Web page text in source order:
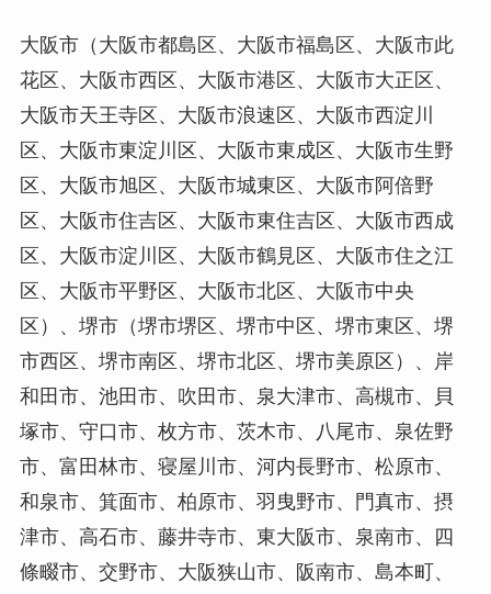
大阪市（大阪市都島区、大阪市福島区、大阪市此
花区、大阪市西区、大阪市港区、大阪市大正区、
大阪市天王寺区、大阪市浪速区、大阪市西淀川
区、大阪市東淀川区、大阪市東成区、大阪市生野
区、大阪市旭区、大阪市城東区、大阪市阿倍野
区、大阪市住吉区、大阪市東住吉区、大阪市西成
区、大阪市淀川区、大阪市鶴見区、大阪市住之江
区、大阪市平野区、大阪市北区、大阪市中央
区）、堺市（堺市堺区、堺市中区、堺市東区、堺
市西区、堺市南区、堺市北区、堺市美原区）、岸
和田市、池田市、吹田市、泉大津市、高槻市、貝
塚市、守口市、枚方市、茨木市、八尾市、泉佐野
市、富田林市、寝屋川市、河内長野市、松原市、
和泉市、箕面市、柏原市、羽曳野市、門真市、摂
津市、高石市、藤井寺市、東大阪市、泉南市、四
條畷市、交野市、大阪狭山市、阪南市、島本町、